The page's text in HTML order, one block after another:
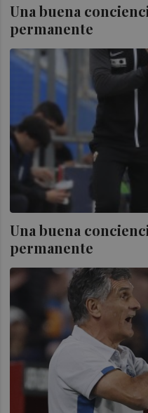
Una buena
permanente
Una buena
permanente